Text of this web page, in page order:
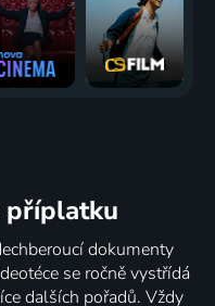
příplatku
dokumenty
se ročně vystřídá
dalších pořadů. Vždy